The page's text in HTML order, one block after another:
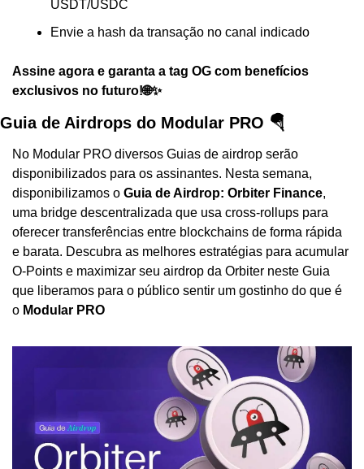
USDT/USDC
Envie a hash da transação no canal indicado
Assine agora e garanta a tag OG com benefícios
exclusivos no futuro!🌐✨
Guia de Airdrops do Modular PRO 🪂
No Modular PRO diversos Guias de airdrop serão
disponibilizados para os assinantes. Nesta semana,
disponibilizamos o Guia de Airdrop: Orbiter Finance,
uma bridge descentralizada que usa cross-rollups para
oferecer transferências entre blockchains de forma rápida
e barata. Descubra as melhores estratégias para acumular
O-Points e maximizar seu airdrop da Orbiter neste Guia
que liberamos para o público sentir um gostinho do que é
o Modular PRO